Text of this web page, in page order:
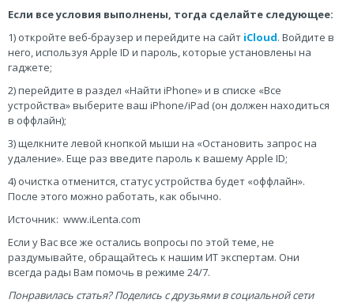
Если все условия выполнены, тогда сделайте следующее:
1) откройте веб-браузер и перейдите на сайт iCloud. Войдите в
него, используя Apple ID и пароль, которые установлены на
гаджете;
2) перейдите в раздел «Найти iPhone» и в списке «Все
устройства» выберите ваш iPhone/iPad (он должен находиться
в оффлайн);
3) щелкните левой кнопкой мыши на «Остановить запрос на
удаление». Еще раз введите пароль к вашему Apple ID;
4) очистка отменится, статус устройства будет «оффлайн».
После этого можно работать, как обычно.
Источник: www.iLenta.com
Если у Вас все же остались вопросы по этой теме, не
раздумывайте, обращайтесь к нашим ИТ экспертам. Они
всегда рады Вам помочь в режиме 24/7.
Понравилась статья? Поделись с друзьями в социальной сети